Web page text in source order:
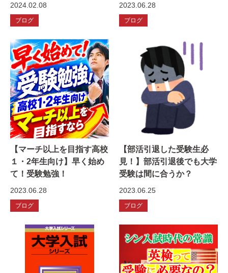
2024.02.08
ブログ
2023.06.28
ブログ
【マーチ以上を目指す高校
１・2年生向け】早く始め
て！受験勉強！
2023.06.28
ブログ
【部活引退した受験生必
見！】部活引退後でも大学
受験は間に合うか？
2023.06.25
ブログ